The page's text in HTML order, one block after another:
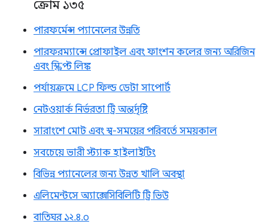
ক্রোম ১৩৫
পারফর্মেন্স প্যানেলের উন্নতি
পারফরম্যান্সে প্রোফাইল এবং ফাংশন কলের জন্য অরিজিন
এবং স্ক্রিপ্ট লিঙ্ক
পর্যায়ক্রমে LCP ফিল্ড ডেটা সাপোর্ট
নেটওয়ার্ক নির্ভরতা ট্রি অন্তর্দৃষ্টি
সারাংশে মোট এবং স্ব-সময়ের পরিবর্তে সময়কাল
সবচেয়ে ভারী স্ট্যাক হাইলাইটিং
বিভিন্ন প্যানেলের জন্য উন্নত খালি অবস্থা
এলিমেন্টসে অ্যাক্সেসিবিলিটি ট্রি ভিউ
বাতিঘর ১২.৪.০